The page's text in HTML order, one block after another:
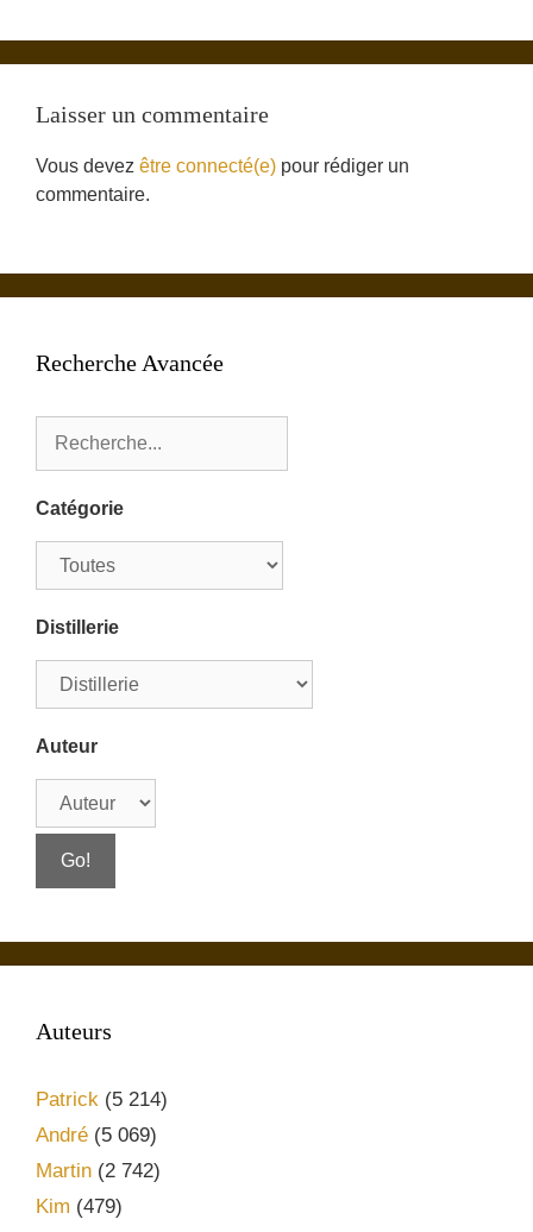
Laisser un commentaire
Vous devez être connecté(e) pour rédiger un
commentaire.
Recherche Avancée
Catégorie
Distillerie
Auteur
Auteurs
Patrick (5 214)
André (5 069)
Martin (2 742)
Kim (479)